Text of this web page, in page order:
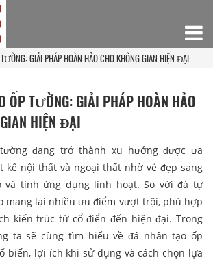
GIẢI PHÁP HOÀN HẢO CHO KHÔNG GIAN HIỆN ĐẠI
ỐP TƯỜNG: GIẢI PHÁP HOÀN HẢO
HIỆN ĐẠI
đang trở thành xu hướng được ưa
kế nội thất và ngoại thất nhờ vẻ đẹp sang
và tính ứng dụng linh hoạt. So với đá tự
mang lại nhiều ưu điểm vượt trội, phù hợp
kiến trúc từ cổ điển đến hiện đại. Trong
ta sẽ cùng tìm hiểu về đá nhân tạo ốp
biến, lợi ích khi sử dụng và cách chọn lựa